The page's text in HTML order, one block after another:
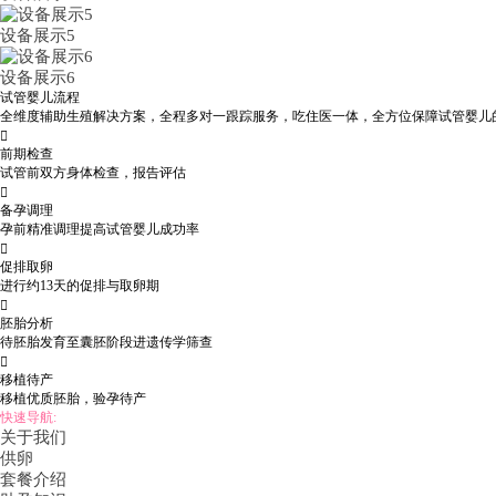
设备展示5
设备展示6
试管婴儿流程
全维度辅助生殖解决方案，全程多对一跟踪服务，吃住医一体，全方位保障试管婴儿

前期检查
试管前双方身体检查，报告评估

备孕调理
孕前精准调理提高试管婴儿成功率

促排取卵
进行约13天的促排与取卵期

胚胎分析
待胚胎发育至囊胚阶段进遗传学筛查

移植待产
移植优质胚胎，验孕待产
快速导航:
关于我们
供卵
套餐介绍